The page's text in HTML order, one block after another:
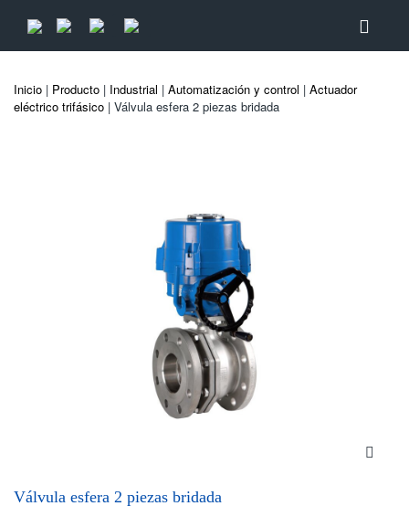
Inicio | Producto | Industrial | Automatización y control | Actuador
eléctrico trifásico | Válvula esfera 2 piezas bridada
Válvula esfera 2 piezas bridada